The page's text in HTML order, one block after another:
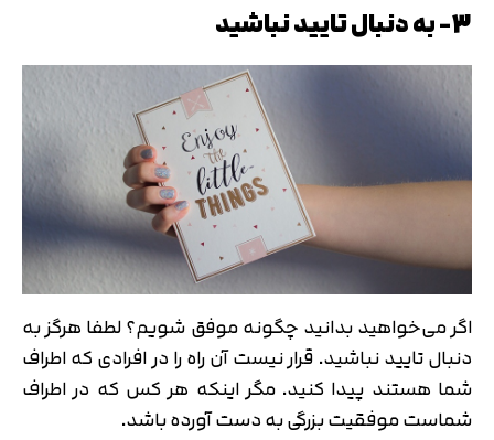
3- به دنبال تایید نباشید
اگر می‌خواهید بدانید چگونه موفق شویم؟ لطفا هرگز به
دنبال تایید نباشید. قرار نیست آن راه را در افرادی که اطراف
شما هستند پیدا کنید. مگر اینکه هر کس که در اطراف
شماست موفقیت بزرگی به دست آورده باشد.